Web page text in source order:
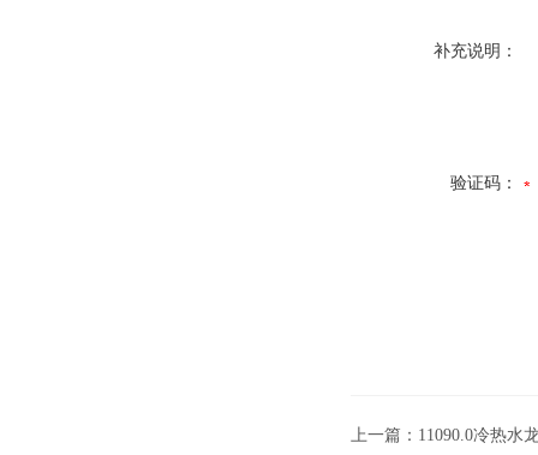
补充说明：
验证码：
上一篇： 11090.0冷热水